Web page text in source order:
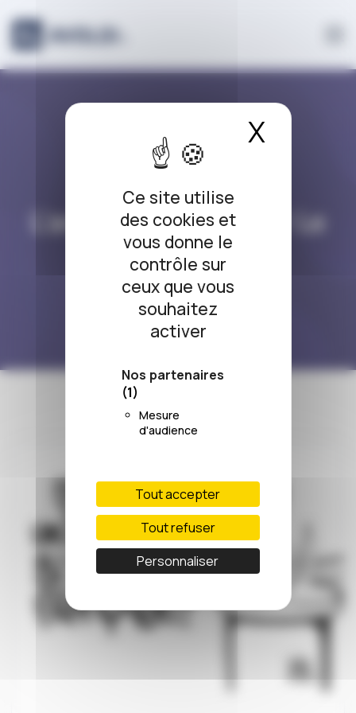
Panneau de gestion des cookies
Ce site utilise
des cookies et
vous donne le
contrôle sur
ceux que vous
souhaitez
activer
Nos partenaires
(1)
Mesure
d'audience
Tout accepter
Tout refuser
Personnaliser
X
L’ARRÊT DU JOUR
L’arrêt du jour #290 Le
mariage blanc !
31/03/2022